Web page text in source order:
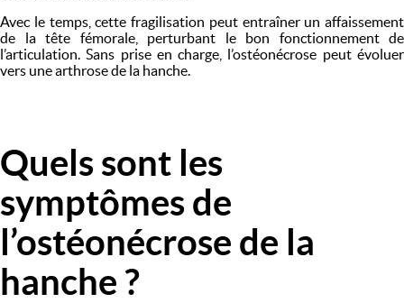
Avec le temps, cette fragilisation peut entraîner un affaissement
de la tête fémorale, perturbant le bon fonctionnement de
l’articulation. Sans prise en charge, l’ostéonécrose peut évoluer
vers une arthrose de la hanche.
Image
Quels sont les
symptômes de
l’ostéonécrose de la
hanche ?